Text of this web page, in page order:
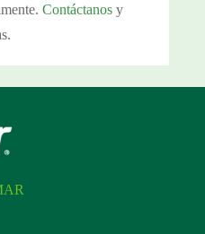
Contáctanos y